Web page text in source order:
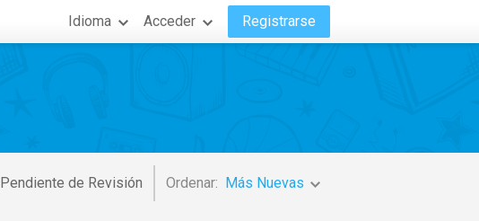
Idioma Acceder Registrarse
Pendiente de Revisión Ordenar: Más Nuevas